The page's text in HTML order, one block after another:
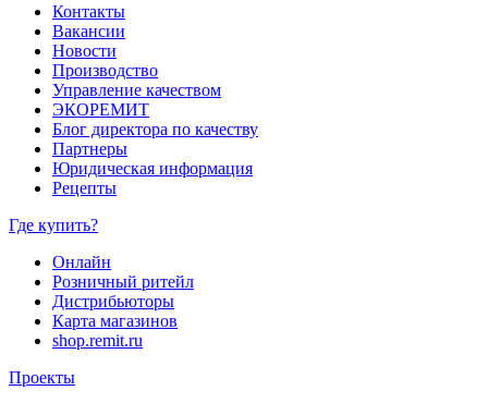
Контакты
Вакансии
Новости
Производство
Управление качеством
ЭКОРЕМИТ
Блог директора по качеству
Партнеры
Юридическая информация
Рецепты
Где купить?
Онлайн
Розничный ритейл
Дистрибьюторы
Карта магазинов
shop.remit.ru
Проекты